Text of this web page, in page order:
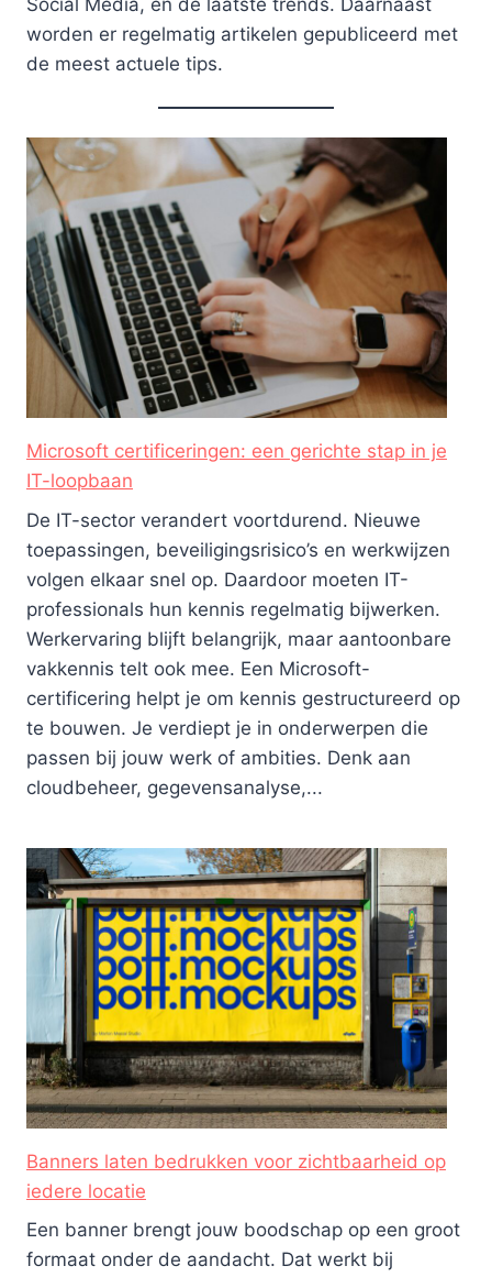
worden er regelmatig artikelen gepubliceerd met
de meest actuele tips.
Microsoft certificeringen: een gerichte stap in je
IT-loopbaan
De IT-sector verandert voortdurend. Nieuwe
toepassingen, beveiligingsrisico’s en werkwijzen
volgen elkaar snel op. Daardoor moeten IT-
professionals hun kennis regelmatig bijwerken.
Werkervaring blijft belangrijk, maar aantoonbare
vakkennis telt ook mee. Een Microsoft-
certificering helpt je om kennis gestructureerd op
te bouwen. Je verdiept je in onderwerpen die
passen bij jouw werk of ambities. Denk aan
cloudbeheer, gegevensanalyse,...
Banners laten bedrukken voor zichtbaarheid op
iedere locatie
Een banner brengt jouw boodschap op een groot
formaat onder de aandacht. Dat werkt bij